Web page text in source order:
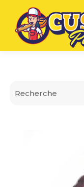
Lanceur